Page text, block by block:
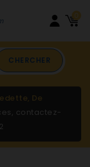
0
CHERCHER
De
contactez-